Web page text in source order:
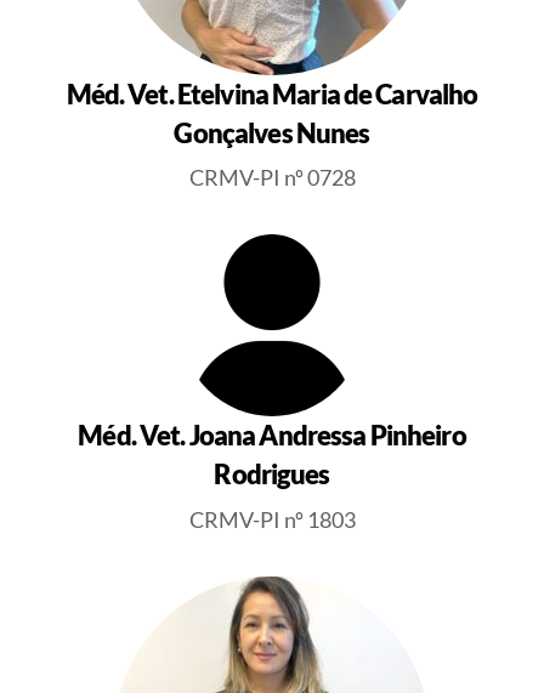
Méd. Vet. Etelvina Maria de Carvalho
Gonçalves Nunes
CRMV-PI nº 0728
Méd. Vet. Joana Andressa Pinheiro
Rodrigues
CRMV-PI nº 1803